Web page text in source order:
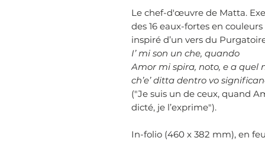
Le chef-d'œuvre de Matta.
des 16 eaux-fortes en
inspiré d’un vers du
I’ mi son un che, quando
Amor mi spira, noto, e a quel
ch’e’ ditta dentro vo
("Je suis un de ceux, quand
dicté, je l’exprime").
In-folio (460 x 382 mm), en